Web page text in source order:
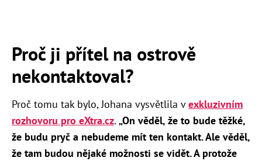
Proč ji přítel na ostrově
nekontaktoval?
Proč tomu tak bylo, Johana vysvětlila vexkluzivním
rozhovoru pro eXtra.cz. „On věděl, že to bude těžké,
že budu pryč a nebudeme mít ten kontakt. Ale věděl,
že tam budou nějaké možnosti se vidět. A protože